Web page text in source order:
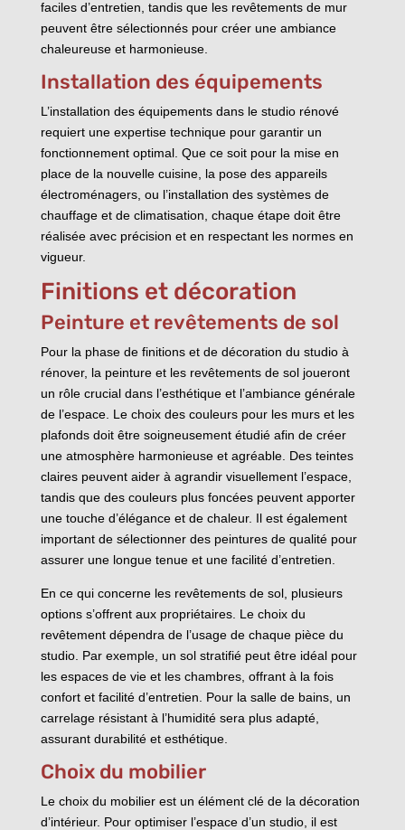
faciles d’entretien, tandis que les revêtements de mur
peuvent être sélectionnés pour créer une ambiance
chaleureuse et harmonieuse.
Installation des équipements
L’installation des équipements dans le studio rénové
requiert une expertise technique pour garantir un
fonctionnement optimal. Que ce soit pour la mise en
place de la nouvelle cuisine, la pose des appareils
électroménagers, ou l’installation des systèmes de
chauffage et de climatisation, chaque étape doit être
réalisée avec précision et en respectant les normes en
vigueur.
Finitions et décoration
Peinture et revêtements de sol
Pour la phase de finitions et de décoration du studio à
rénover, la peinture et les revêtements de sol joueront
un rôle crucial dans l’esthétique et l’ambiance générale
de l’espace. Le choix des couleurs pour les murs et les
plafonds doit être soigneusement étudié afin de créer
une atmosphère harmonieuse et agréable. Des teintes
claires peuvent aider à agrandir visuellement l’espace,
tandis que des couleurs plus foncées peuvent apporter
une touche d’élégance et de chaleur. Il est également
important de sélectionner des peintures de qualité pour
assurer une longue tenue et une facilité d’entretien.
En ce qui concerne les revêtements de sol, plusieurs
options s’offrent aux propriétaires. Le choix du
revêtement dépendra de l’usage de chaque pièce du
studio. Par exemple, un sol stratifié peut être idéal pour
les espaces de vie et les chambres, offrant à la fois
confort et facilité d’entretien. Pour la salle de bains, un
carrelage résistant à l’humidité sera plus adapté,
assurant durabilité et esthétique.
Choix du mobilier
Le choix du mobilier est un élément clé de la décoration
d’intérieur. Pour optimiser l’espace d’un studio, il est